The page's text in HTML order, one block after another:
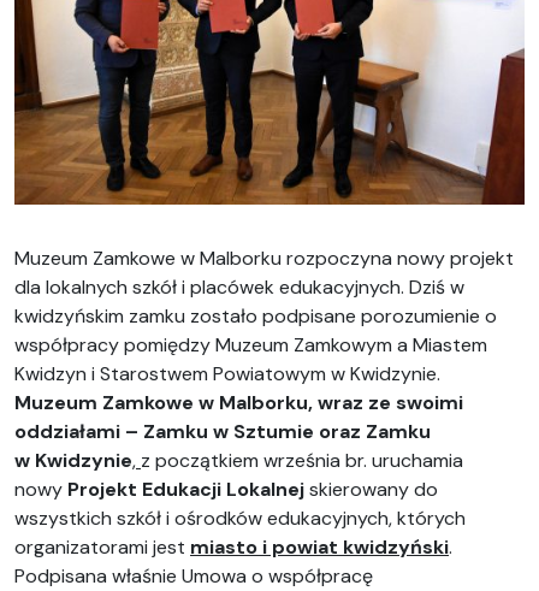
Muzeum Zamkowe w Malborku rozpoczyna nowy projekt
dla lokalnych szkół i placówek edukacyjnych. Dziś w
kwidzyńskim zamku zostało podpisane porozumienie o
współpracy pomiędzy Muzeum Zamkowym a Miastem
Kwidzyn i Starostwem Powiatowym w Kwidzynie.
Muzeum Zamkowe w Malborku, wraz ze swoimi
oddziałami – Zamku w Sztumie oraz Zamku
w Kwidzynie, z początkiem września br. uruchamia
nowy Projekt Edukacji Lokalnejskierowany do
wszystkich szkół i ośrodków edukacyjnych, których
organizatorami jest miasto i powiat kwidzyński.
Podpisana właśnie Umowa o współpracę